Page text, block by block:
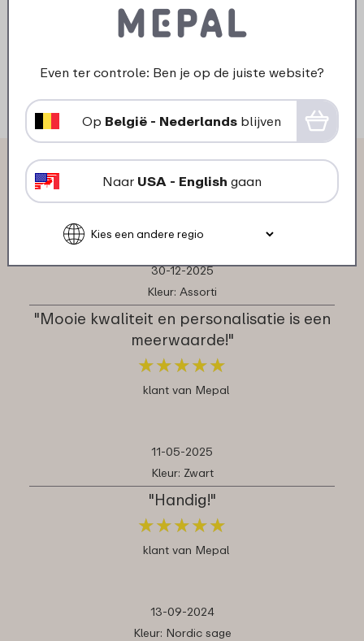
4 19
Bekijk Bestel
Wat anderen zeggen over
Lunchpot Ellipse mini:
30-12-2025
Kleur: Assorti
"Mooie kwaliteit en personalisatie is een
meerwaarde!"
★★★★★
★★★★★
klant van Mepal
11-05-2025
Kleur: Zwart
"Handig!"
★★★★★
★★★★★
klant van Mepal
13-09-2024
Kleur: Nordic sage
Even ter controle: Ben je op de juiste website?
Op België - Nederlands blijven
Naar USA - English gaan